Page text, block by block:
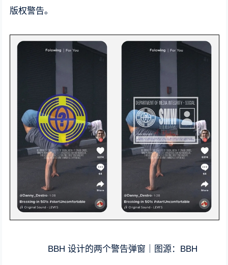
版权警告。
BBH 设计的两个警告弹窗｜图源：BBH